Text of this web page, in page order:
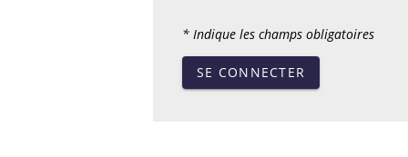
* Indique les champs obligatoires
SE CONNECTER